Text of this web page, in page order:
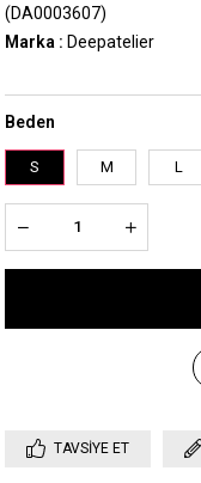
(DA0003607)
Marka : Deepatelier
Beden
S M L
TAVSIYE ET